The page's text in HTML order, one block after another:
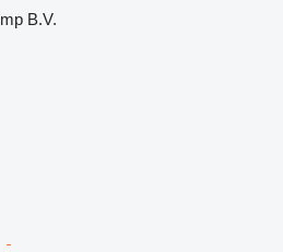
B.V.